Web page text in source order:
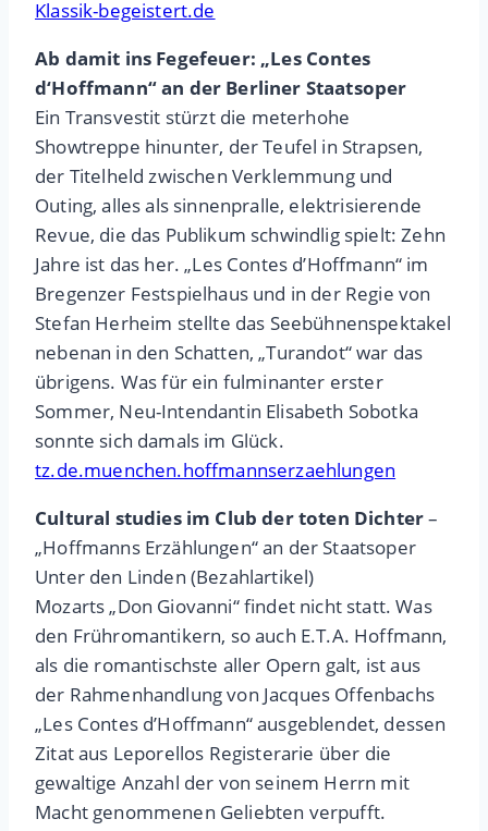
Klassik-begeistert.de
Ab damit ins Fegefeuer: „Les Contes
d‘Hoffmann“ an der Berliner Staatsoper
Ein Transvestit stürzt die meterhohe
Showtreppe hinunter, der Teufel in Strapsen,
der Titelheld zwischen Verklemmung und
Outing, alles als sinnenpralle, elektrisierende
Revue, die das Publikum schwindlig spielt: Zehn
Jahre ist das her. „Les Contes d’Hoffmann“ im
Bregenzer Festspielhaus und in der Regie von
Stefan Herheim stellte das Seebühnenspektakel
nebenan in den Schatten, „Turandot“ war das
übrigens. Was für ein fulminanter erster
Sommer, Neu-Intendantin Elisabeth Sobotka
sonnte sich damals im Glück.
tz.de.muenchen.hoffmannserzaehlungen
Cultural studies im Club der toten Dichter–
„Hoffmanns Erzählungen“ an der Staatsoper
Unter den Linden (Bezahlartikel)
Mozarts „Don Giovanni“ findet nicht statt. Was
den Frühromantikern, so auch E.T.A. Hoffmann,
als die romantischste aller Opern galt, ist aus
der Rahmenhandlung von Jacques Offenbachs
„Les Contes d’Hoffmann“ ausgeblendet, dessen
Zitat aus Leporellos Registerarie über die
gewaltige Anzahl der von seinem Herrn mit
Macht genommenen Geliebten verpufft.